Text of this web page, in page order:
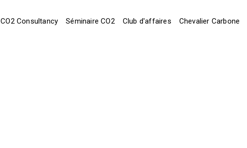
CO2 Consultancy Séminaire CO2 Club d'affaires Chevalier Carbone